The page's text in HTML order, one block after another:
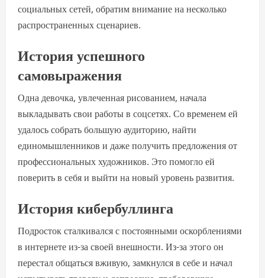
социальных сетей, обратим внимание на несколько
распространенных сценариев.
История успешного
самовыражения
Одна девочка, увлеченная рисованием, начала
выкладывать свои работы в соцсетях. Со временем ей
удалось собрать большую аудиторию, найти
единомышленников и даже получить предложения от
профессиональных художников. Это помогло ей
поверить в себя и выйти на новый уровень развития.
История кибербуллинга
Подросток сталкивался с постоянными оскорблениями
в интернете из-за своей внешности. Из-за этого он
перестал общаться вживую, замкнулся в себе и начал